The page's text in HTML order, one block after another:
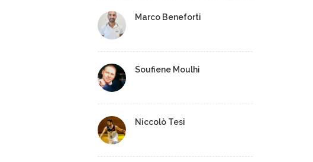
Marco Beneforti
Soufiene Moulhi
Niccolò Tesi